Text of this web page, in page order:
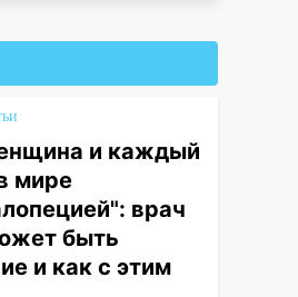
и каждый
мире
врач
быть
и как с этим